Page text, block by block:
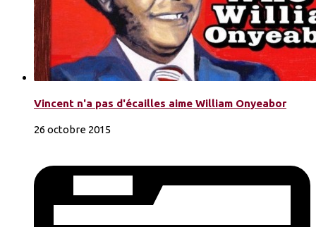
Vincent n'a pas d'écailles aime William Onyeabor
26 octobre 2015